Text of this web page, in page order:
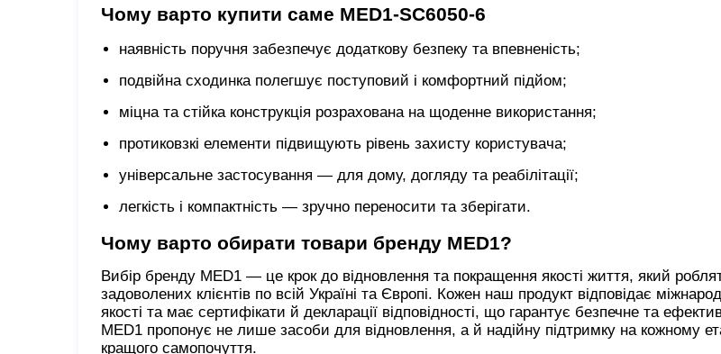
Чому варто купити саме MED1-SC6050-6
наявність поручня забезпечує додаткову безпеку та впевненість;
подвійна сходинка полегшує поступовий і комфортний підйом;
міцна та стійка конструкція розрахована на щоденне використання;
протиковзкі елементи підвищують рівень захисту користувача;
універсальне застосування — для дому, догляду та реабілітації;
легкість і компактність — зручно переносити та зберігати.
Чому варто обирати товари бренду MED1?
Вибір бренду MED1 — це крок до відновлення та покращення якості життя, який
задоволених клієнтів по всій Україні та Європі. Кожен наш продукт відповідає
якості та має сертифікати й декларації відповідності, що гарантує безпечне та
MED1 пропонує не лише засоби для відновлення, а й надійну підтримку на кожному
кращого самопочуття.